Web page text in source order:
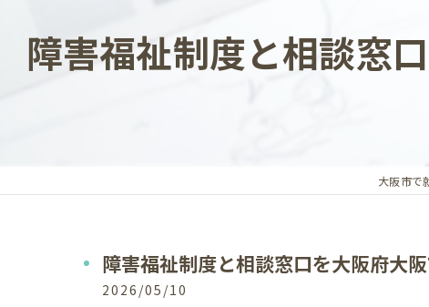
障害福祉制度と相談窓
大阪市で
障害福祉制度と相談窓口を大阪府大
2026/05/10